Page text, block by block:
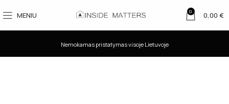
MENIU 0 0,00 €
Nemokamas pristatymas visoje Lietuvoje